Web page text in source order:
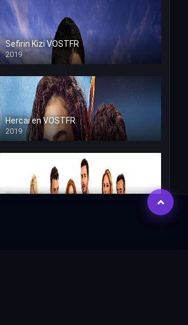
Sefirin Kizi VOSTFR
2019
Hercai en VOSTFR
2019
Kiralik Ask en VOSTFR